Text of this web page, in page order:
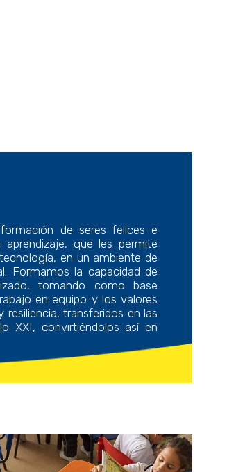
de seres felices e
que les permite
en un ambiente de
Formamos la capacidad de
tomando como base
en equipo y los valores
resiliencia, transferidos en las
XXI, convirtiéndolos así en